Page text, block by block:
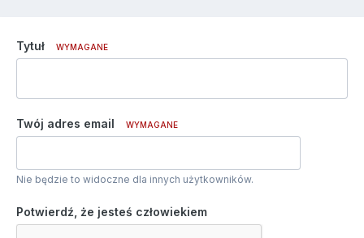
Tytuł WYMAGANE
Twój adres email WYMAGANE
Nie będzie to widoczne dla innych użytkowników.
Potwierdź, że jesteś człowiekiem